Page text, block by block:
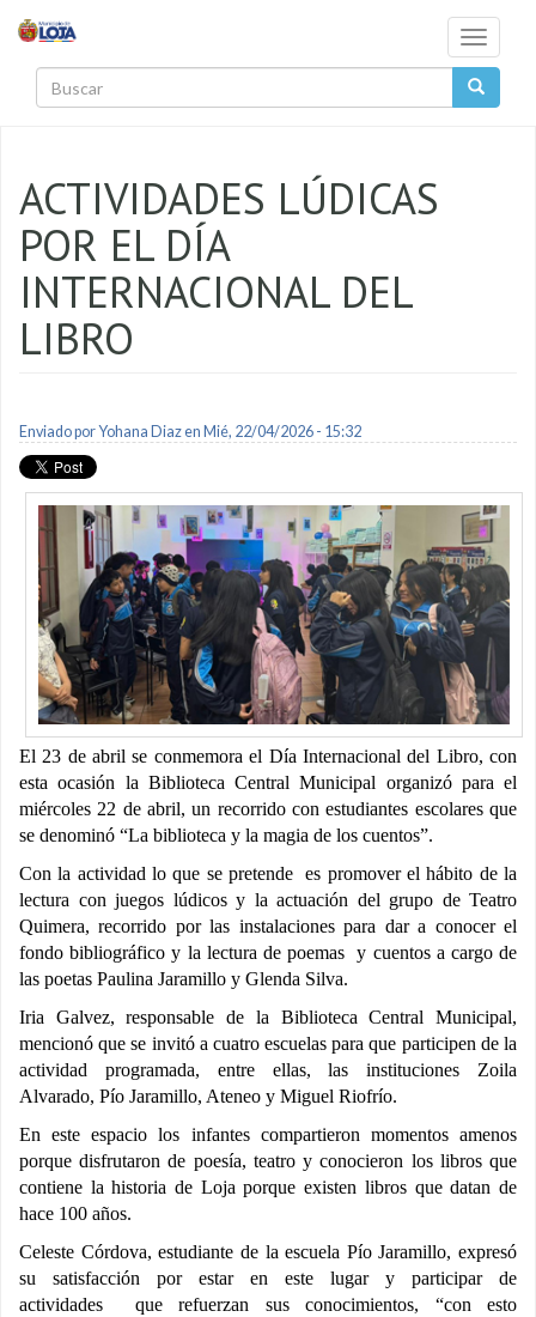
Toggle
ACTIVIDADES LÚDICAS
POR EL DÍA
INTERNACIONAL DEL
LIBRO
Enviado porYohana Diazen Mié, 22/04/2026 - 15:32
El 23 de abril se conmemora el Día Internacional del Libro, con
esta ocasión la Biblioteca Central Municipal organizó para el
miércoles 22 de abril, un recorrido con estudiantes escolares que
se denominó “La biblioteca y la magia de los cuentos”.
Con la actividad lo que se pretende es promover el hábito de la
lectura con juegos lúdicos y la actuación del grupo de Teatro
Quimera, recorrido por las instalaciones para dar a conocer el
fondo bibliográfico y la lectura de poemas y cuentos a cargo de
las poetas Paulina Jaramillo y Glenda Silva.
Iria Galvez, responsable de la Biblioteca Central Municipal,
mencionó que se invitó a cuatro escuelas para que participen de la
actividad programada, entre ellas, las instituciones Zoila
Alvarado, Pío Jaramillo, Ateneo y Miguel Riofrío.
En este espacio los infantes compartieron momentos amenos
porque disfrutaron de poesía, teatro y conocieron los libros que
contiene la historia de Loja porque existen libros que datan de
hace 100 años.
Celeste Córdova, estudiante de la escuela Pío Jaramillo, expresó
su satisfacción por estar en este lugar y participar de
actividades que refuerzan sus conocimientos, “con esto